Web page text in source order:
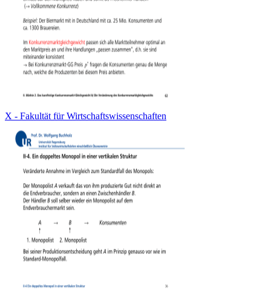
X - Fakultät für Wirtschaftswissenschaften